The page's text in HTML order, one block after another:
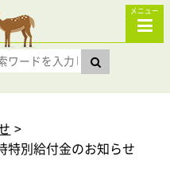
メニュー
特別給付金のお知らせ